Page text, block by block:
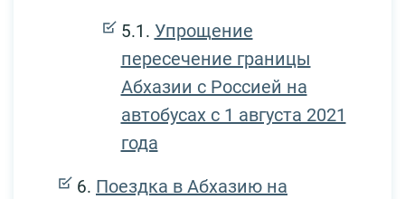
Упрощение
пересечение границы
Абхазии с Россией на
автобусах с 1 августа 2021
года
Поездка в Абхазию на